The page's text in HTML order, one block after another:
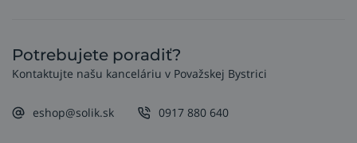
Potrebujete poradiť?
Kontaktujte našu kanceláriu v Považskej Bystrici
eshop@solik.sk 0917 880 640